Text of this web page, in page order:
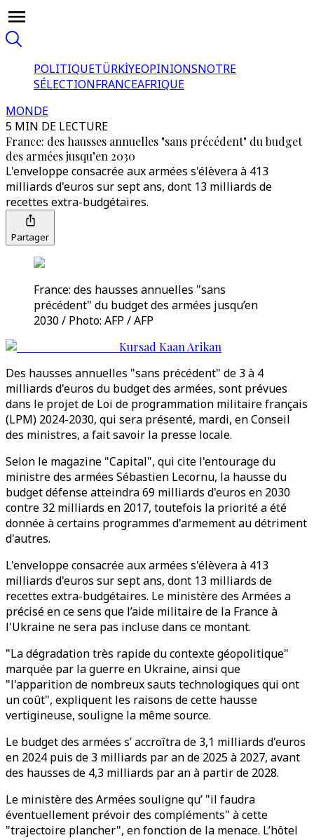
POLITIQUETÜRKİYEOPINIONSNOTRE
SÉLECTIONFRANCEAFRIQUE
MONDE
5 MIN DE LECTURE
France: des hausses annuelles "sans précédent" du budget
des armées jusqu’en 2030
L'enveloppe consacrée aux armées s'élèvera à 413
milliards d'euros sur sept ans, dont 13 milliards de
recettes extra-budgétaires.
Partager
France: des hausses annuelles "sans
précédent" du budget des armées jusqu’en
2030 / Photo: AFP / AFP
Kursad Kaan Arikan
Des hausses annuelles "sans précédent" de 3 à 4
milliards d'euros du budget des armées, sont prévues
dans le projet de Loi de programmation militaire français
(LPM) 2024-2030, qui sera présenté, mardi, en Conseil
des ministres, a fait savoir la presse locale.
Selon le magazine "Capital", qui cite l'entourage du
ministre des armées Sébastien Lecornu, la hausse du
budget défense atteindra 69 milliards d'euros en 2030
contre 32 milliards en 2017, toutefois la priorité a été
donnée à certains programmes d'armement au détriment
d'autres.
L'enveloppe consacrée aux armées s'élèvera à 413
milliards d'euros sur sept ans, dont 13 milliards de
recettes extra-budgétaires. Le ministère des Armées a
précisé en ce sens que l’aide militaire de la France à
l'Ukraine ne sera pas incluse dans ce montant.
"La dégradation très rapide du contexte géopolitique"
marquée par la guerre en Ukraine, ainsi que
"l'apparition de nombreux sauts technologiques qui ont
un coût", expliquent les raisons de cette hausse
vertigineuse, souligne la même source.
Le budget des armées s’ accroîtra de 3,1 milliards d'euros
en 2024 puis de 3 milliards par an de 2025 à 2027, avant
des hausses de 4,3 milliards par an à partir de 2028.
Le ministère des Armées souligne qu’ "il faudra
éventuellement prévoir des compléments" à cette
"trajectoire plancher", en fonction de la menace. L’hôtel